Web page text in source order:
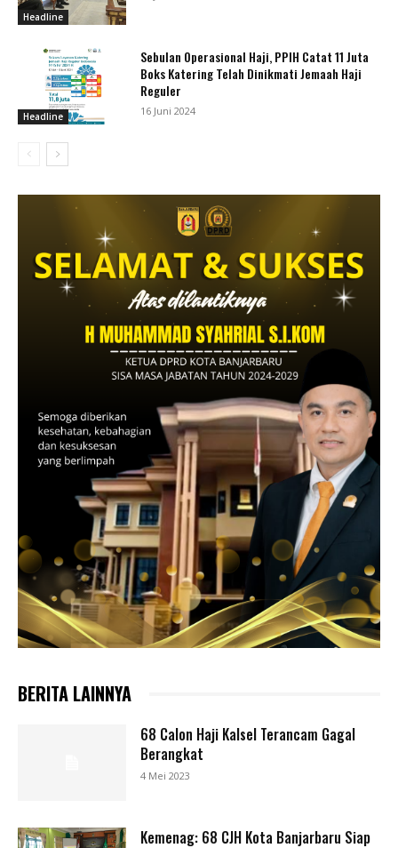
Headline
Headline
Sebulan Operasional Haji, PPIH Catat 11 Juta
Boks Katering Telah Dinikmati Jemaah Haji
Reguler
16 Juni 2024
BERITA LAINNYA
68 Calon Haji Kalsel Terancam Gagal
Berangkat
4 Mei 2023
Kemenag: 68 CJH Kota Banjarbaru Siap